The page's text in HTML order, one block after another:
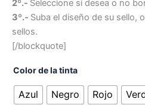
2º.- Seleccione si desea o no
3º.- Suba el diseño de su sello,
sellos.
[/blockquote]
Color de la tinta
Azul Negro Rojo